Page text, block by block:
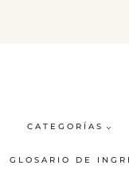
CATEGORÍAS
GLOSARIO DE